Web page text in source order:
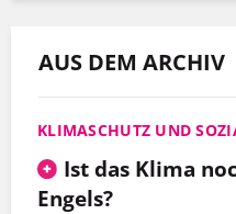
AUS DEM ARCHIV
KLIMASCHUTZ UND
Ist das Klima
Engels?